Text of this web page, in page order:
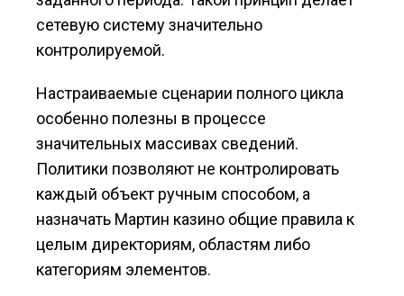
сетевую систему значительно
контролируемой.
Настраиваемые сценарии полного цикла
особенно полезны в процессе
значительных массивах сведений.
Политики позволяют не контролировать
каждый объект ручным способом, а
назначать Мартин казино общие правила к
целым директориям, областям либо
категориям элементов.